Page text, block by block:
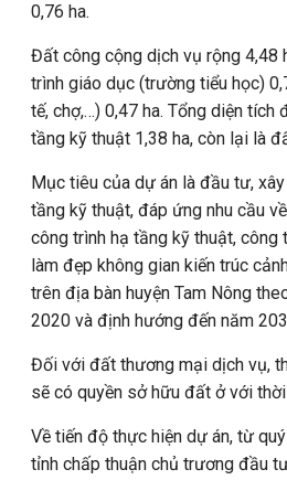
0,76 ha.
Đất công cộng dịch vụ rộng 4,48
trình giáo dục (trường tiểu học)
tế, chợ,…) 0,47 ha. Tổng diện
tầng kỹ thuật 1,38 ha, còn lại là
Mục tiêu của dự án là đầu tư,
tầng kỹ thuật, đáp ứng nhu cầu
công trình hạ tầng kỹ thuật,
làm đẹp không gian kiến trúc
trên địa bàn huyện Tam Nông
2020 và định hướng đến năm
Đối với đất thương mại dịch vụ,
sẽ có quyền sở hữu đất ở với thời
Về tiến độ thực hiện dự án, từ
tỉnh chấp thuận chủ trương đầu